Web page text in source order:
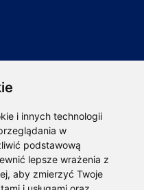
i innych technologii
w
podstawową
lepsze wrażenia z
, aby zmierzyć Twoje